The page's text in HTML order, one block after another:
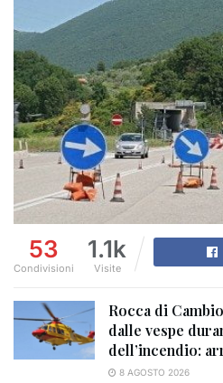
53
Condivisioni
1.1k
Visite
Rocca di
dalle vespe
dell’incendio:
8 AGOSTO 2026